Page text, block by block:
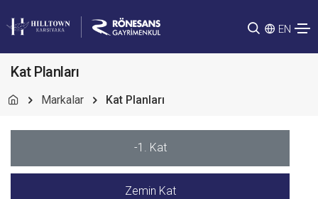
EN
Kat Planları
Markalar Kat Planları
-1. Kat
Zemin Kat